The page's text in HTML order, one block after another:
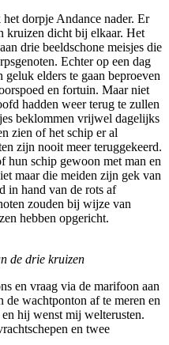
dorpje Andance nader. Er
kruizen dicht bij elkaar. Het
drie beeldschone meisjes die
Echter op een dag
elders te gaan beproeven
en fortuin. Maar niet
hadden weer terug te zullen
beklommen vrijwel dagelijks
zien of het schip er al
zijn nooit meer teruggekeerd.
hun schip gewoon met man en
maar die meiden zijn gek van
in hand van de rots af
zouden bij wijze van
hebben opgericht.
de drie kruizen
en vraag via de marifoon aan
de wachtponton af te meren en
hij wenst mij welterusten.
en twee